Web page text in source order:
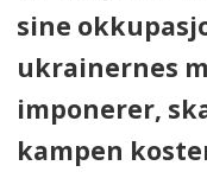
sine
ukrainernes
imponerer,
kampen